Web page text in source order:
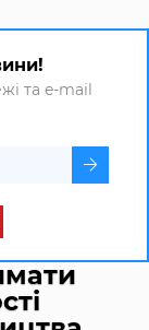
та e-mail